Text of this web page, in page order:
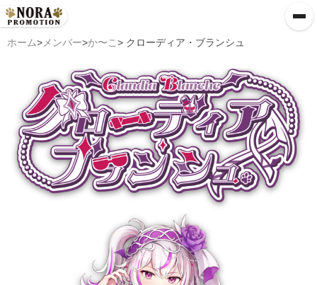
ホーム> メンバー>か〜こ > クローディア・ブランシュ